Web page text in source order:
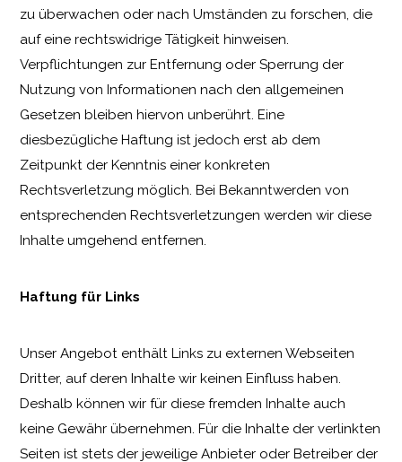
zu überwachen oder nach Umständen zu forschen, die
auf eine rechtswidrige Tätigkeit hinweisen.
Verpflichtungen zur Entfernung oder Sperrung der
Nutzung von Informationen nach den allgemeinen
Gesetzen bleiben hiervon unberührt. Eine
diesbezügliche Haftung ist jedoch erst ab dem
Zeitpunkt der Kenntnis einer konkreten
Rechtsverletzung möglich. Bei Bekanntwerden von
entsprechenden Rechtsverletzungen werden wir diese
Inhalte umgehend entfernen.
Haftung für Links
Unser Angebot enthält Links zu externen Webseiten
Dritter, auf deren Inhalte wir keinen Einfluss haben.
Deshalb können wir für diese fremden Inhalte auch
keine Gewähr übernehmen. Für die Inhalte der verlinkten
Seiten ist stets der jeweilige Anbieter oder Betreiber der